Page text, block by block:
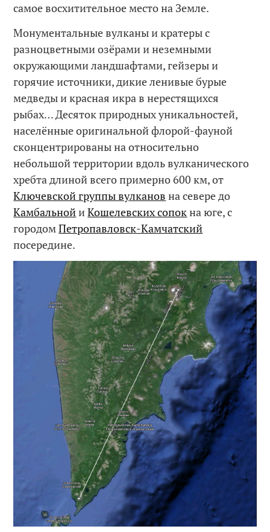
самое восхитительное место на Земле.
Монументальные вулканы и кратеры с
разноцветными озёрами и неземными
окружающими ландшафтами, гейзеры и
горячие источники, дикие ленивые бурые
медведы и красная икра в нерестящихся
рыбах… Десяток природных уникальностей,
населённые оригинальной флорой-фауной
сконцентрированы на относительно
небольшой территории вдоль вулканического
хребта длиной всего примерно 600 км, от
Ключевской группы вулканов на севере до
КамбальнойиКошелевских сопокна юге, с
городомПетропавловск-Камчатский
посередине.